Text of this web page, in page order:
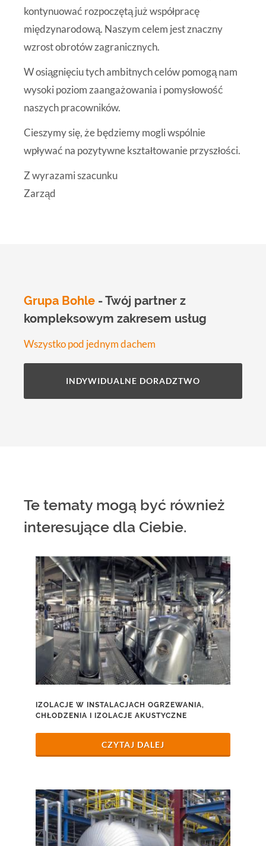
kontynuować rozpoczętą już współpracę
międzynarodową. Naszym celem jest znaczny
wzrost obrotów zagranicznych.
W osiągnięciu tych ambitnych celów pomogą nam
wysoki poziom zaangażowania i pomysłowość
naszych pracowników.
Cieszymy się, że będziemy mogli wspólnie
wpływać na pozytywne kształtowanie przyszłości.
Z wyrazami szacunku
Zarząd
Grupa Bohle - Twój partner z
kompleksowym zakresem usług
Wszystko pod jednym dachem
INDYWIDUALNE DORADZTWO
Te tematy mogą być również
interesujące dla Ciebie.
IZOLACJE W INSTALACJACH OGRZEWANIA,
CHŁODZENIA I IZOLACJE AKUSTYCZNE
CZYTAJ DALEJ